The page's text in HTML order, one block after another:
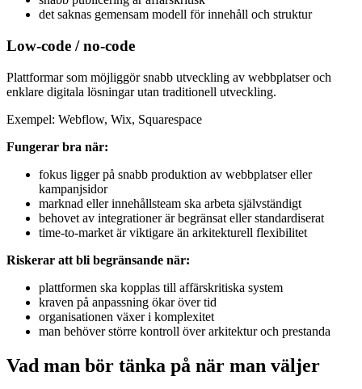
det saknas gemensam modell för innehåll och struktur
Low-code / no-code
Plattformar som möjliggör snabb utveckling av webbplatser och
enklare digitala lösningar utan traditionell utveckling.
Exempel: Webflow, Wix, Squarespace
Fungerar bra när:
fokus ligger på snabb produktion av webbplatser eller
kampanjsidor
marknad eller innehållsteam ska arbeta självständigt
behovet av integrationer är begränsat eller standardiserat
time-to-market är viktigare än arkitekturell flexibilitet
Riskerar att bli begränsande när:
plattformen ska kopplas till affärskritiska system
kraven på anpassning ökar över tid
organisationen växer i komplexitet
man behöver större kontroll över arkitektur och prestanda
Vad man bör tänka på när man väljer